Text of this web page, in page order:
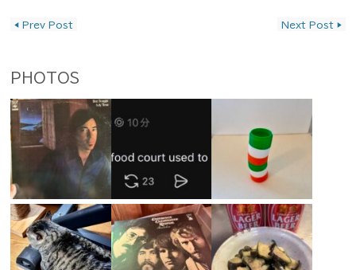
◀ Prev Post Next Post ▶
PHOTOS